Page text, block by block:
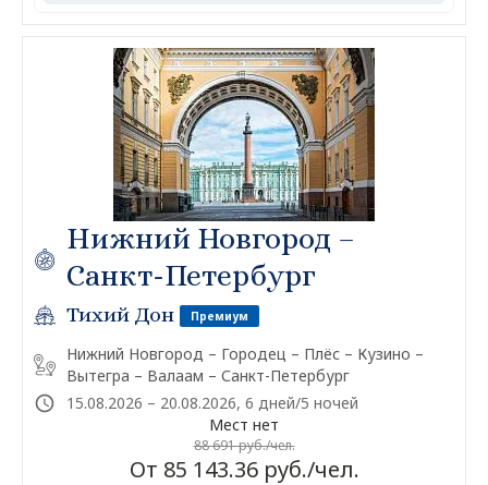
Нижний Новгород –
Санкт-Петербург
Тихий Дон Премиум
Нижний Новгород – Городец – Плёс – Кузино –
Вытегра – Валаам – Санкт-Петербург
15.08.2026 – 20.08.2026, 6 дней/5 ночей
Мест нет
88 691 руб./чел.
От 85 143.36 руб./чел.